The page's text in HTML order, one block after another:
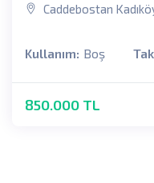
Caddebostan
Kullanım: Boş
850.000 TL